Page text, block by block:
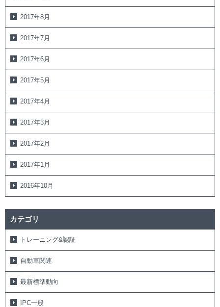
2017年8月
2017年7月
2017年6月
2017年5月
2017年4月
2017年3月
2017年2月
2017年1月
2016年10月
カテゴリ
トレーニング&認証
自動車関連
最新標準動向
IPC一般